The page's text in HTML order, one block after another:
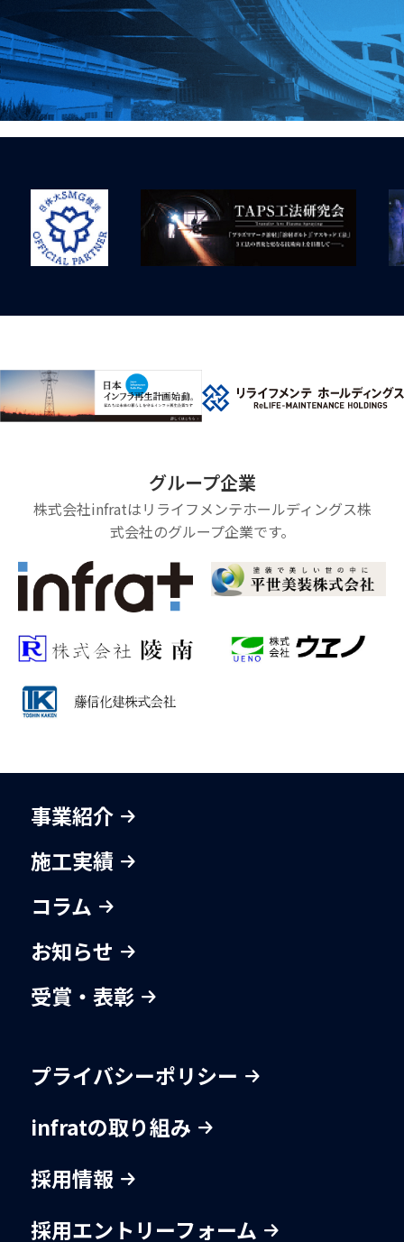
グループ企業
株式会社infratはリライフメンテホールディングス株
式会社のグループ企業です。
事業紹介
施工実績
コラム
お知らせ
受賞・表彰
プライバシーポリシー
infratの取り組み
採用情報
採用エントリーフォーム